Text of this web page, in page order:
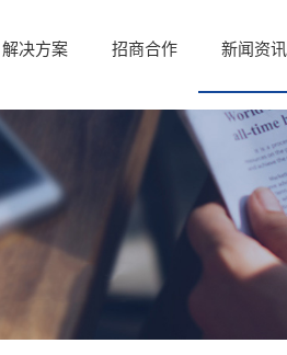
解决方案 招商合作 新闻资讯